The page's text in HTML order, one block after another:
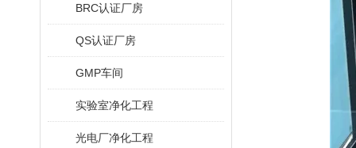
BRC认证厂房
QS认证厂房
GMP车间
实验室净化工程
光电厂净化工程